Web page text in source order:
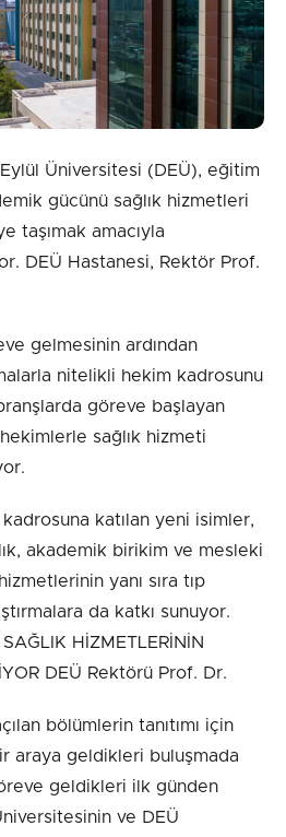
Üniversitesi (DEÜ), eğitim
gücünü sağlık hizmetleri
taşımak amacıyla
DEÜ Hastanesi, Rektör Prof.
gelmesinin ardından
nitelikli hekim kadrosunu
göreve başlayan
sağlık hizmeti
katılan yeni isimler,
akademik birikim ve mesleki
yanı sıra tıp
da katkı sunuyor.
HİZMETLERİNİN
DEÜ Rektörü Prof. Dr.
bölümlerin tanıtımı için
araya geldikleri buluşmada
geldikleri ilk günden
ve DEÜ